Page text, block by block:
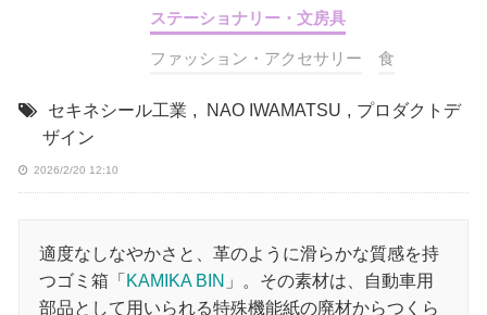
ステーショナリー・文房具
ファッション・アクセサリー 食
セキネシール工業 , NAO IWAMATSU , プロダクトデ
ザイン
2026/2/20 12:10
適度なしなやかさと、革のように滑らかな質感を持
つゴミ箱「 KAMIKA BIN 」。その素材は、自動車用
部品として用いられる特殊機能紙の廃材からつくら